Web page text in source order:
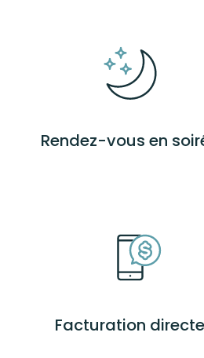
Rendez-vous en
Facturation directe